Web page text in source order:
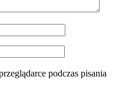
podczas pisania